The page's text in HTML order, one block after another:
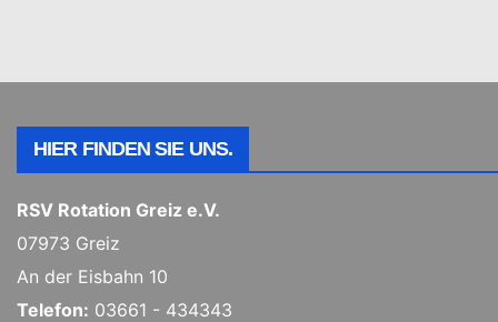
HIER FINDEN SIE UNS.
RSV Rotation Greiz e.V.
07973 Greiz
An der Eisbahn 10
Telefon: 03661 - 434343